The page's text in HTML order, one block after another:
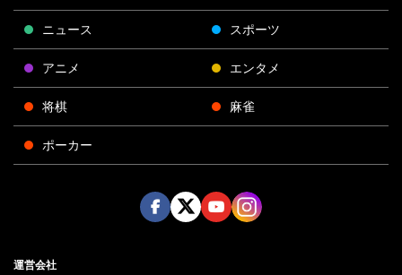
ニュース スポーツ
アニメ エンタメ
将棋 麻雀
ポーカー
運営会社